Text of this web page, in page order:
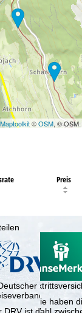
Maptoolkit©OSM, © OSM
Preis
Sie haben